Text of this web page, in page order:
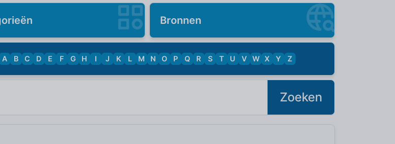
Bronnen
A B C D E F G H I J K L M N O P Q R S T U V W X Y Z
Zoeken